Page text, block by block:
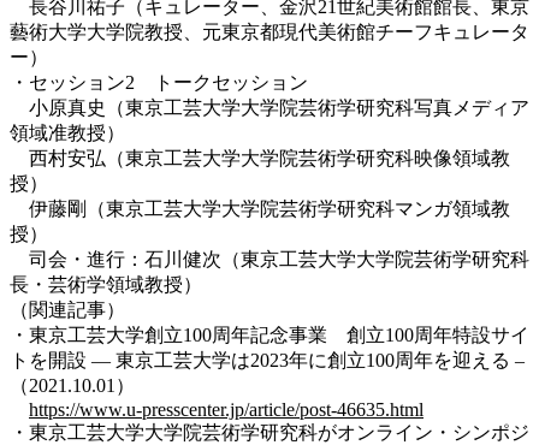
長谷川祐子（キュレーター、金沢21世紀美術館館長、東京
藝術大学大学院教授、元東京都現代美術館チーフキュレータ
ー）
・セッション2 トークセッション
小原真史（東京工芸大学大学院芸術学研究科写真メディア
領域准教授）
西村安弘（東京工芸大学大学院芸術学研究科映像領域教
授）
伊藤剛（東京工芸大学大学院芸術学研究科マンガ領域教
授）
司会・進行：石川健次（東京工芸大学大学院芸術学研究科
長・芸術学領域教授）
（関連記事）
・東京工芸大学創立100周年記念事業 創立100周年特設サイ
トを開設 — 東京工芸大学は2023年に創立100周年を迎える –
（2021.10.01）
https://www.u-presscenter.jp/article/post-46635.html
・東京工芸大学大学院芸術学研究科がオンライン・シンポジ